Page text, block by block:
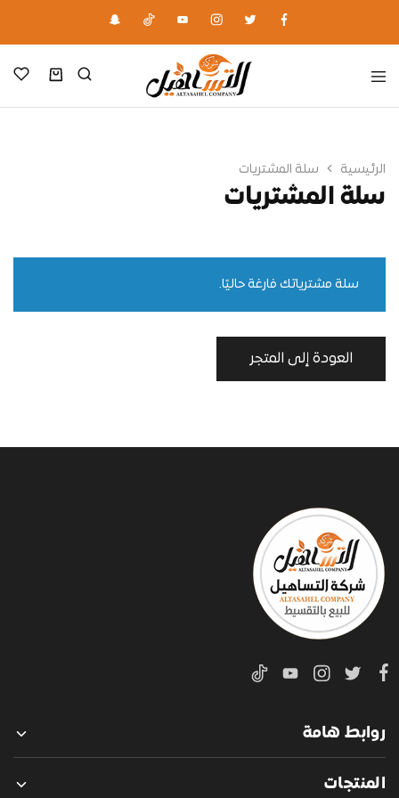
الرئيسية سلة المشتريات
سلة المشتريات
سلة مشترياتك فارغة حاليًا.
العودة إلى المتجر
روابط هامة
المنتجات